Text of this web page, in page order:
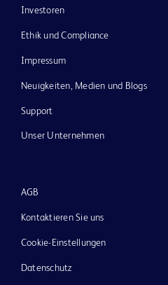
Investoren
Ethik und Compliance
Impressum
Neuigkeiten, Medien und Blogs
Support
Unser Unternehmen
AGB
Kontaktieren Sie uns
Cookie-Einstellungen
Datenschutz